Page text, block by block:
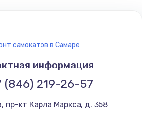
1330 руб.
Заказать
контроллера питания
самокатов в Самаре
информация
(846) 219-26-57
, пр-кт Карла Маркса, д. 358